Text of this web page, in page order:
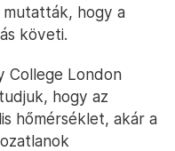
mutatták, hogy a
követi.
College London
hogy az
hőmérséklet, akár a